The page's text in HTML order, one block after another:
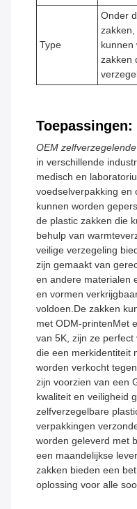
Type
Onder
kunnen
zakken
Toepassingen:
OEM
in verschillende
medisch en
voedselverpakking en
kunnen worden
de plastic zakken die
behulp van
veilige verzegeling
zijn gemaakt van
en andere materialen
en vormen
voldoen.De zakken
met ODM-printenMet
van 5K, zijn ze
die een merkidentiteit
worden verkocht
zijn voorzien van een
kwaliteit en veiligheid
zelfverzegelbare
verpakkingen
worden geleverd met
een maandelijkse
zakken bieden een
oplossing voor alle